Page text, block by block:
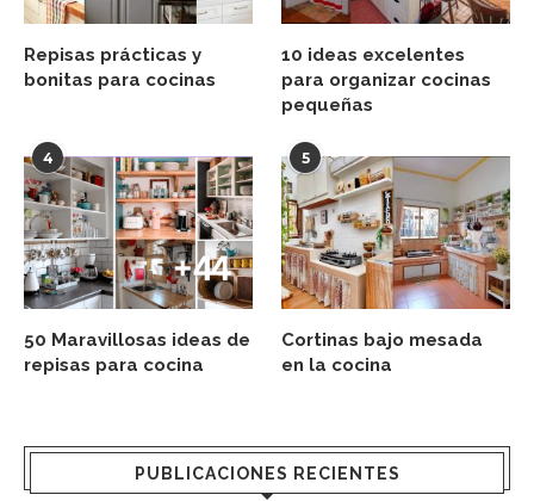
Repisas prácticas y
bonitas para cocinas
10 ideas excelentes
para organizar cocinas
pequeñas
4
50 Maravillosas ideas de
repisas para cocina
5
Cortinas bajo mesada
en la cocina
PUBLICACIONES RECIENTES